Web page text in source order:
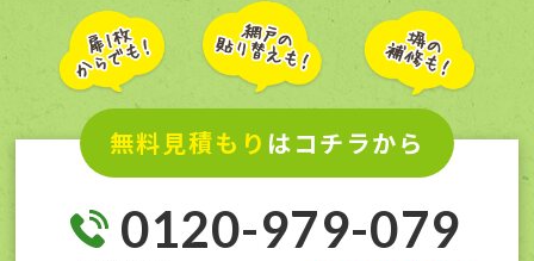
無料見積もり はコチラから
0120-979-079